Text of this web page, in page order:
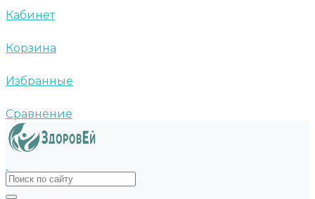
Кабинет
Корзина
Избранные
Сравнение